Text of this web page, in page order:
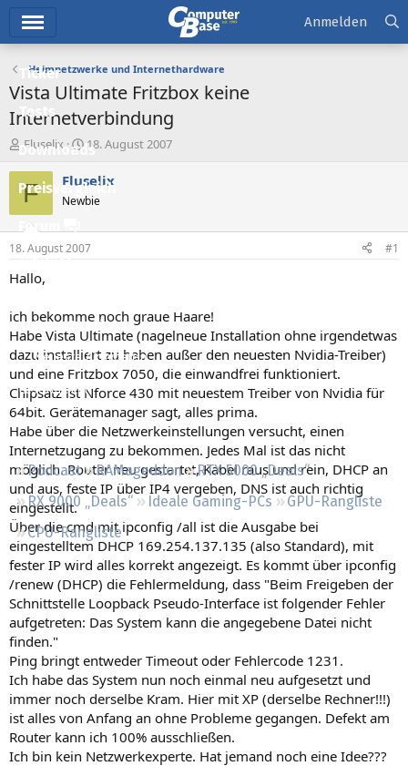
Ticker
Tests
Downloads
Preisvergleich
Forum
Aktuelles
Neue Beiträge
Neueste Aktivitäten
Leserartikel
Regeln
Podcast RAMageddon
RTX 5000 „Deals“
RX 9000 „Deals“
Ideale Gaming-PCs
GPU-Rangliste
CPU-Rangliste
Anmelden
Heimnetzwerke und Internethardware
Vista Ultimate Fritzbox keine
Internetverbindung
E
r
s
t
e
r
Fluselix
E
r
s
t
e
l
t
18. August 2007
F Fluselix
Newbie
18. August 2007 #1
Hallo,
ich bekomme noch graue Haare!
Habe Vista Ultimate (nagelneue Installation ohne irgendetwas
dazu installiert zu haben außer den neuesten Nvidia-Treiber)
und eine Fritzbox 7050, die einwandfrei funktioniert.
Chipsatz ist Nforce 430 mit neuestem Treiber von Nvidia für
64bit. Gerätemanager sagt, alles prima.
Habe über die Netzwerkeinstellungen versucht, einen
Internetzugang zu bekommen. Jedes Mal ist das nicht
möglich. Router neu gestartet, Kabel raus und rein, DHCP an
und aus, feste IP über IP4 vergeben, DNS ist auch richtig
eingestellt.
Über die cmd mit ipconfig /all ist die Ausgabe bei
eingestelltem DHCP 169.254.137.135 (also Standard), mit
fester IP wird alles korrekt angezeigt. Es kommt über ipconfig
/renew (DHCP) die Fehlermeldung, dass "Beim Freigeben der
Schnittstelle Loopback Pseudo-Interface ist folgender Fehler
aufgetreten: Das System kann die angegebene Datei nicht
finden."
Ping bringt entweder Timeout oder Fehlercode 1231.
Ich habe das System nun noch einmal neu aufgesetzt und
immer noch derselbe Kram. Hier mit XP (derselbe Rechner!!!)
ist alles von Anfang an ohne Probleme gegangen. Defekt am
Router kann ich 100% ausschließen.
Ich bin kein Netzwerkexperte. Hat jemand noch eine Idee???